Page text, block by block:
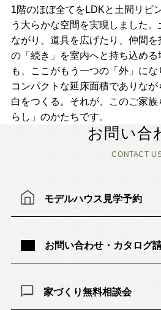
注文住宅
Nat's 提案型住宅
設計士と創るリフォーム・リ
空き家再生
re:tsumugi マンションリノベ
不動産/土地・物件情報
暮らしの実例集
ブログ・家づくりコラム
1階のほぼ全てをLDKと土間リビ
う大らかな空間を実現しました
ながり、道具を広げたり、仲間
の「続き」を室内へと持ち込め
も、ここがもう一つの「外」にな
コンパクトな延床面積でありな
白をつくる。それが、このご家
らし」のかたちです。
お問い合
CONTACT
モデルハウス見学予約
お問い合わせ・カタログ
家づくり無料相談会